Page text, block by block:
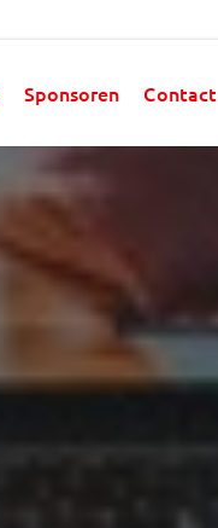
Sponsoren Contact